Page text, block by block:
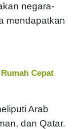
negara-
mendapatkan
Cepat
Arab
dan Qatar.